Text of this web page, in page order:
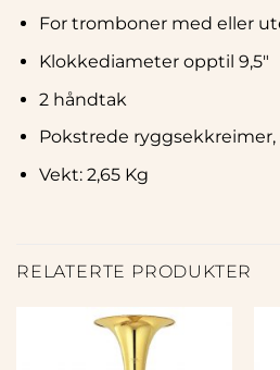
For tromboner med eller
Klokkediameter opptil 9,5″
2 håndtak
Pokstrede
Vekt: 2,65 Kg
RELATERTE PRODUKTER